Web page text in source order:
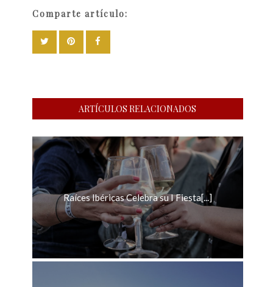
Comparte artículo:
ARTÍCULOS RELACIONADOS
Raíces Ibéricas Celebra su I Fiesta[...]